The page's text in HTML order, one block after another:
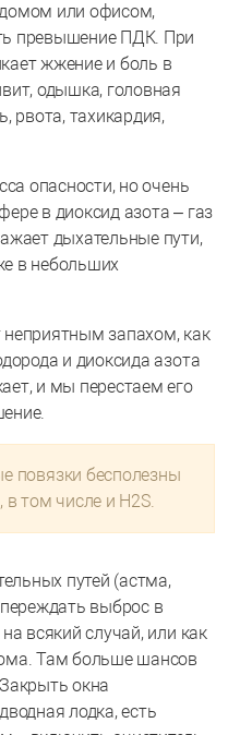
или офисом,
превышение ПДК. При
жжение и боль в
одышка, головная
рвота, тахикардия,
опасности, но очень
в диоксид азота – газ
дыхательные пути,
в небольших
запахом, как
и диоксида азота
и мы перестаем его
повязки бесполезны
в том числе и H2S.
путей (астма,
выброс в
всякий случай, или как
Там больше шансов
окна
лодка, есть